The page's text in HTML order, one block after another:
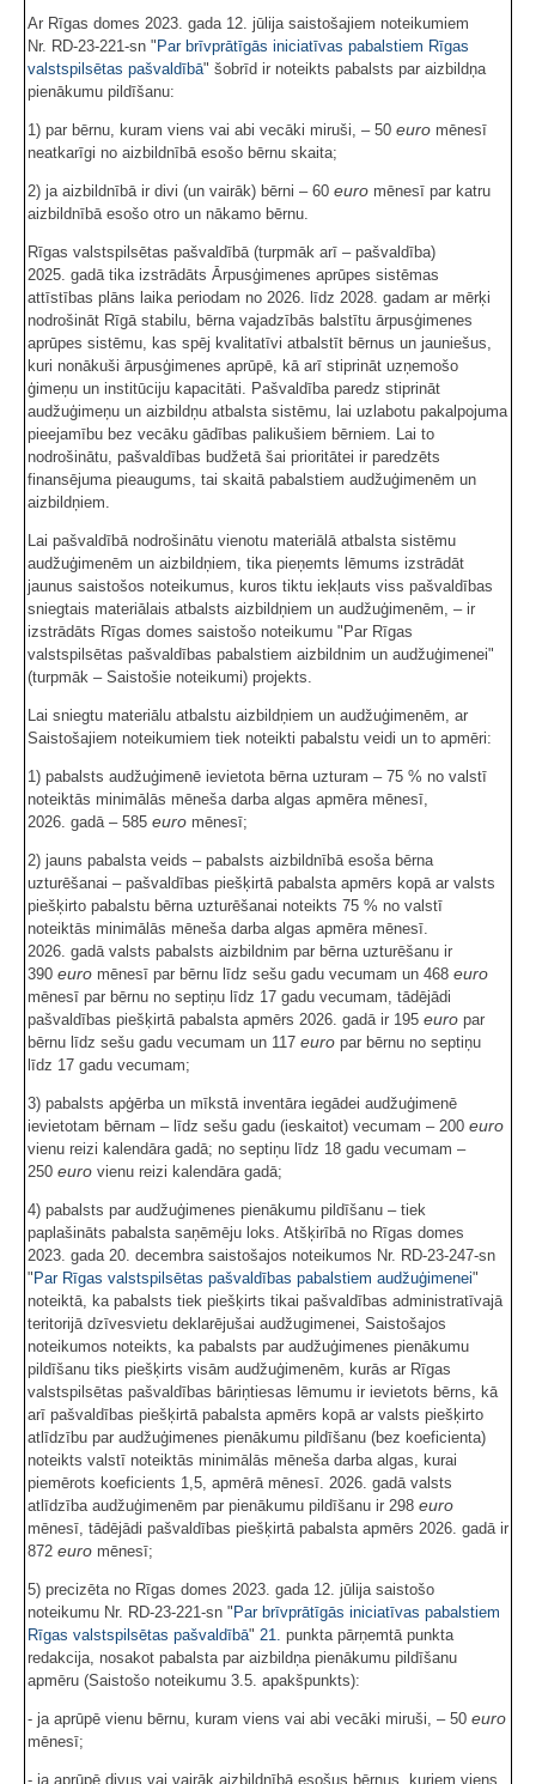
Ar Rīgas domes 2023. gada 12. jūlija saistošajiem noteikumiem
Nr. RD-23-221-sn " Par brīvprātīgās iniciatīvas pabalstiem Rīgas
valstspilsētas pašvaldībā" šobrīd ir noteikts pabalsts par aizbildņa
pienākumu pildīšanu:
1) par bērnu, kuram viens vai abi vecāki miruši, – 50 euro mēnesī
neatkarīgi no aizbildnībā esošo bērnu skaita;
2) ja aizbildnībā ir divi (un vairāk) bērni – 60 euro mēnesī par katru
aizbildnībā esošo otro un nākamo bērnu.
Rīgas valstspilsētas pašvaldībā (turpmāk arī – pašvaldība)
2025. gadā tika izstrādāts Ārpusģimenes aprūpes sistēmas
attīstības plāns laika periodam no 2026. līdz 2028. gadam ar mērķi
nodrošināt Rīgā stabilu, bērna vajadzībās balstītu ārpusģimenes
aprūpes sistēmu, kas spēj kvalitatīvi atbalstīt bērnus un jauniešus,
kuri nonākuši ārpusģimenes aprūpē, kā arī stiprināt uzņemošo
ģimeņu un institūciju kapacitāti. Pašvaldība paredz stiprināt
audžuģimeņu un aizbildņu atbalsta sistēmu, lai uzlabotu pakalpojuma
pieejamību bez vecāku gādības palikušiem bērniem. Lai to
nodrošinātu, pašvaldības budžetā šai prioritātei ir paredzēts
finansējuma pieaugums, tai skaitā pabalstiem audžuģimenēm un
aizbildņiem.
Lai pašvaldībā nodrošinātu vienotu materiālā atbalsta sistēmu
audžuģimenēm un aizbildņiem, tika pieņemts lēmums izstrādāt
jaunus saistošos noteikumus, kuros tiktu iekļauts viss pašvaldības
sniegtais materiālais atbalsts aizbildņiem un audžuģimenēm, – ir
izstrādāts Rīgas domes saistošo noteikumu "Par Rīgas
valstspilsētas pašvaldības pabalstiem aizbildnim un audžuģimenei"
(turpmāk – Saistošie noteikumi) projekts.
Lai sniegtu materiālu atbalstu aizbildņiem un audžuģimenēm, ar
Saistošajiem noteikumiem tiek noteikti pabalstu veidi un to apmēri:
1) pabalsts audžuģimenē ievietota bērna uzturam – 75 % no valstī
noteiktās minimālās mēneša darba algas apmēra mēnesī,
2026. gadā – 585 euro mēnesī;
2) jauns pabalsta veids – pabalsts aizbildnībā esoša bērna
uzturēšanai – pašvaldības piešķirtā pabalsta apmērs kopā ar valsts
piešķirto pabalstu bērna uzturēšanai noteikts 75 % no valstī
noteiktās minimālās mēneša darba algas apmēra mēnesī.
2026. gadā valsts pabalsts aizbildnim par bērna uzturēšanu ir
390 euro mēnesī par bērnu līdz sešu gadu vecumam un 468 euro
mēnesī par bērnu no septiņu līdz 17 gadu vecumam, tādējādi
pašvaldības piešķirtā pabalsta apmērs 2026. gadā ir 195 euro par
bērnu līdz sešu gadu vecumam un 117 euro par bērnu no septiņu
līdz 17 gadu vecumam;
3) pabalsts apģērba un mīkstā inventāra iegādei audžuģimenē
ievietotam bērnam – līdz sešu gadu (ieskaitot) vecumam – 200 euro
vienu reizi kalendāra gadā; no septiņu līdz 18 gadu vecumam –
250 euro vienu reizi kalendāra gadā;
4) pabalsts par audžuģimenes pienākumu pildīšanu – tiek
paplašināts pabalsta saņēmēju loks. Atšķirībā no Rīgas domes
2023. gada 20. decembra saistošajos noteikumos Nr. RD-23-247-sn
" Par Rīgas valstspilsētas pašvaldības pabalstiem audžuģimenei"
noteiktā, ka pabalsts tiek piešķirts tikai pašvaldības administratīvajā
teritorijā dzīvesvietu deklarējušai audžugimenei, Saistošajos
noteikumos noteikts, ka pabalsts par audžuģimenes pienākumu
pildīšanu tiks piešķirts visām audžuģimenēm, kurās ar Rīgas
valstspilsētas pašvaldības bāriņtiesas lēmumu ir ievietots bērns, kā
arī pašvaldības piešķirtā pabalsta apmērs kopā ar valsts piešķirto
atlīdzību par audžuģimenes pienākumu pildīšanu (bez koeficienta)
noteikts valstī noteiktās minimālās mēneša darba algas, kurai
piemērots koeficients 1,5, apmērā mēnesī. 2026. gadā valsts
atlīdzība audžuģimenēm par pienākumu pildīšanu ir 298 euro
mēnesī, tādējādi pašvaldības piešķirtā pabalsta apmērs 2026. gadā ir
872 euro mēnesī;
5) precizēta no Rīgas domes 2023. gada 12. jūlija saistošo
noteikumu Nr. RD-23-221-sn " Par brīvprātīgās iniciatīvas pabalstiem
Rīgas valstspilsētas pašvaldībā" 21. punkta pārņemtā punkta
redakcija, nosakot pabalsta par aizbildņa pienākumu pildīšanu
apmēru (Saistošo noteikumu 3.5. apakšpunkts):
- ja aprūpē vienu bērnu, kuram viens vai abi vecāki miruši, – 50 euro
mēnesī;
- ja aprūpē divus vai vairāk aizbildnībā esošus bērnus, kuriem viens